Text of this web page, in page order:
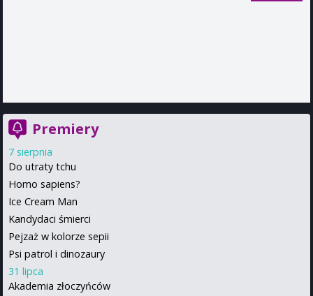
Premiery
7 sierpnia
Do utraty tchu
Homo sapiens?
Ice Cream Man
Kandydaci śmierci
Pejzaż w kolorze sepii
Psi patrol i dinozaury
31 lipca
Akademia złoczyńców